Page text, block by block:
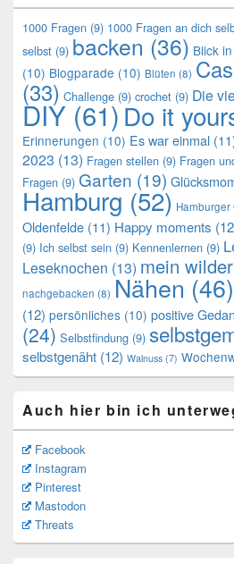
1000 Fragen (9) 1000 Fragen an dich
selbst (9) backen (36) Blick
(10) Blogparade (10) Blüten (8)
(33) Challenge (9) crochet (9) Die
DIY (61)Do it
Erinnerungen (10) Es war einmal
2023 (13) Fragen stellen (9) Fragen
Fragen (9) Garten (19)
Hamburg (52) Hamburger
Oldenfelde (11) Happy moments
(9) Ich selbst sein (9) Kennenlernen (9)
Leseknochen (13) mein
nachgebacken (8) Nähen (46)
(12) persönliches (10) positive
(24) Selbstfindung (9)
selbstgenäht (12) Walnuss (7)
Auch hier bin ich
Facebook
Instagram
Pinterest
Mastodon
Threats